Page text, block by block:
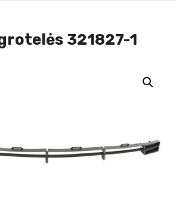
321827-1